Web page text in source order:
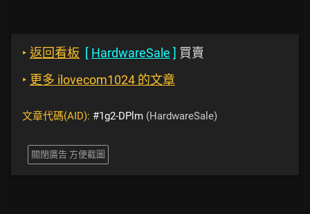
‣ 返回看板 [ HardwareSale ] 買賣
‣ 更多 ilovecom1024 的文章
文章代碼(AID): #1g2-DPlm (HardwareSale)
關閉廣告 方便截圖